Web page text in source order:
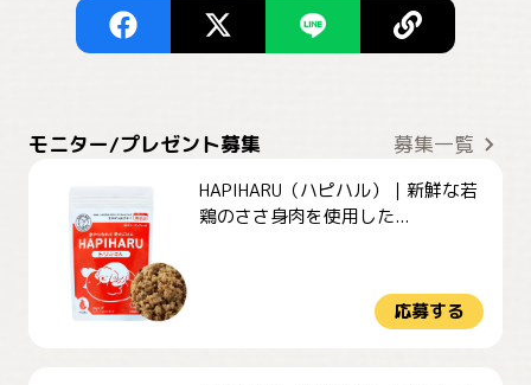
モニター/プレゼント募集 募集一覧
HAPIHARU（ハピハル）｜新鮮な若
鶏のささ身肉を使用した...
応募する